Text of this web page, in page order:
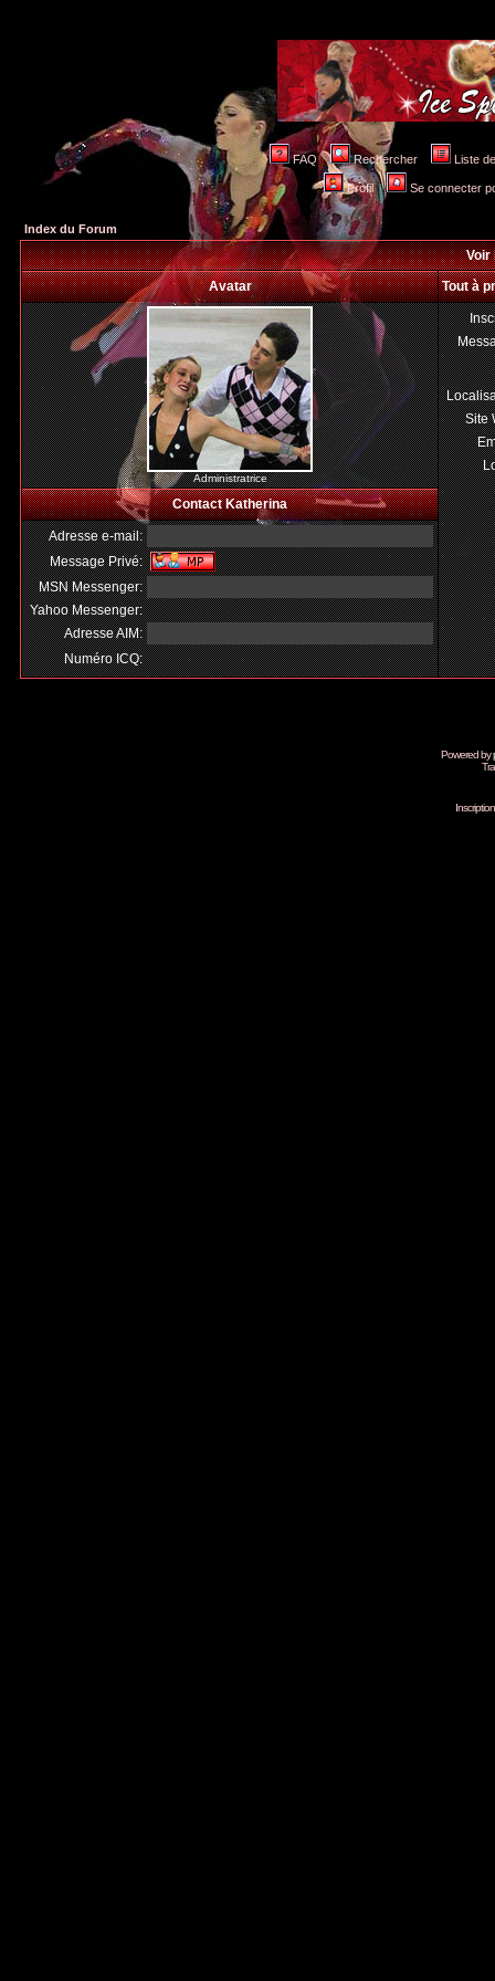
FAQ Rechercher Liste
Profil Se connecter
Index du Forum
Voir
Avatar
Tout à
Administratrice
Site
Contact Katherina
Adresse e-mail:
Message Privé:
MSN Messenger:
Yahoo Messenger:
Adresse AIM:
Numéro ICQ:
Powered by